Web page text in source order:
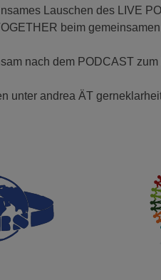
Lauschen des LIVE
beim
nach dem PODCAST
unter andrea ÄT